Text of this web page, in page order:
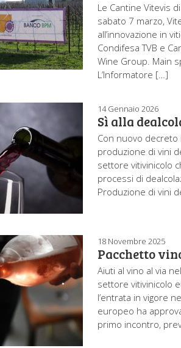
Le Cantine Vitevis
sabato 7 marzo,
all’innovazione in
Condifesa TVB e
Wine Group. Main
L’Informatore […]
14 Gennaio 2026
Sì alla
Con nuovo
produzione di vini
settore vitivinicolo
processi di
Produzione di vini
18 Novembre 2025
Pacchetto
Aiuti al vino al via
settore vitivinicolo
l’entrata in vigore
europeo ha
primo incontro,